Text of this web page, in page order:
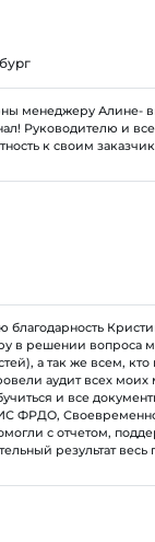
менеджеру Алине-
Руководителю и
к своим
благодарность
в решении вопроса
а так же всем,
аудит всех
и все
ФРДО,
с отчетом,
результат